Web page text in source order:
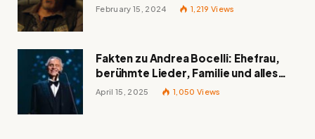
February 15, 2024 1,219 Views
Fakten zu Andrea Bocelli: Ehefrau,
berühmte Lieder, Familie und alles
Wissenswerte über den italienischen
April 15, 2025 1,050 Views